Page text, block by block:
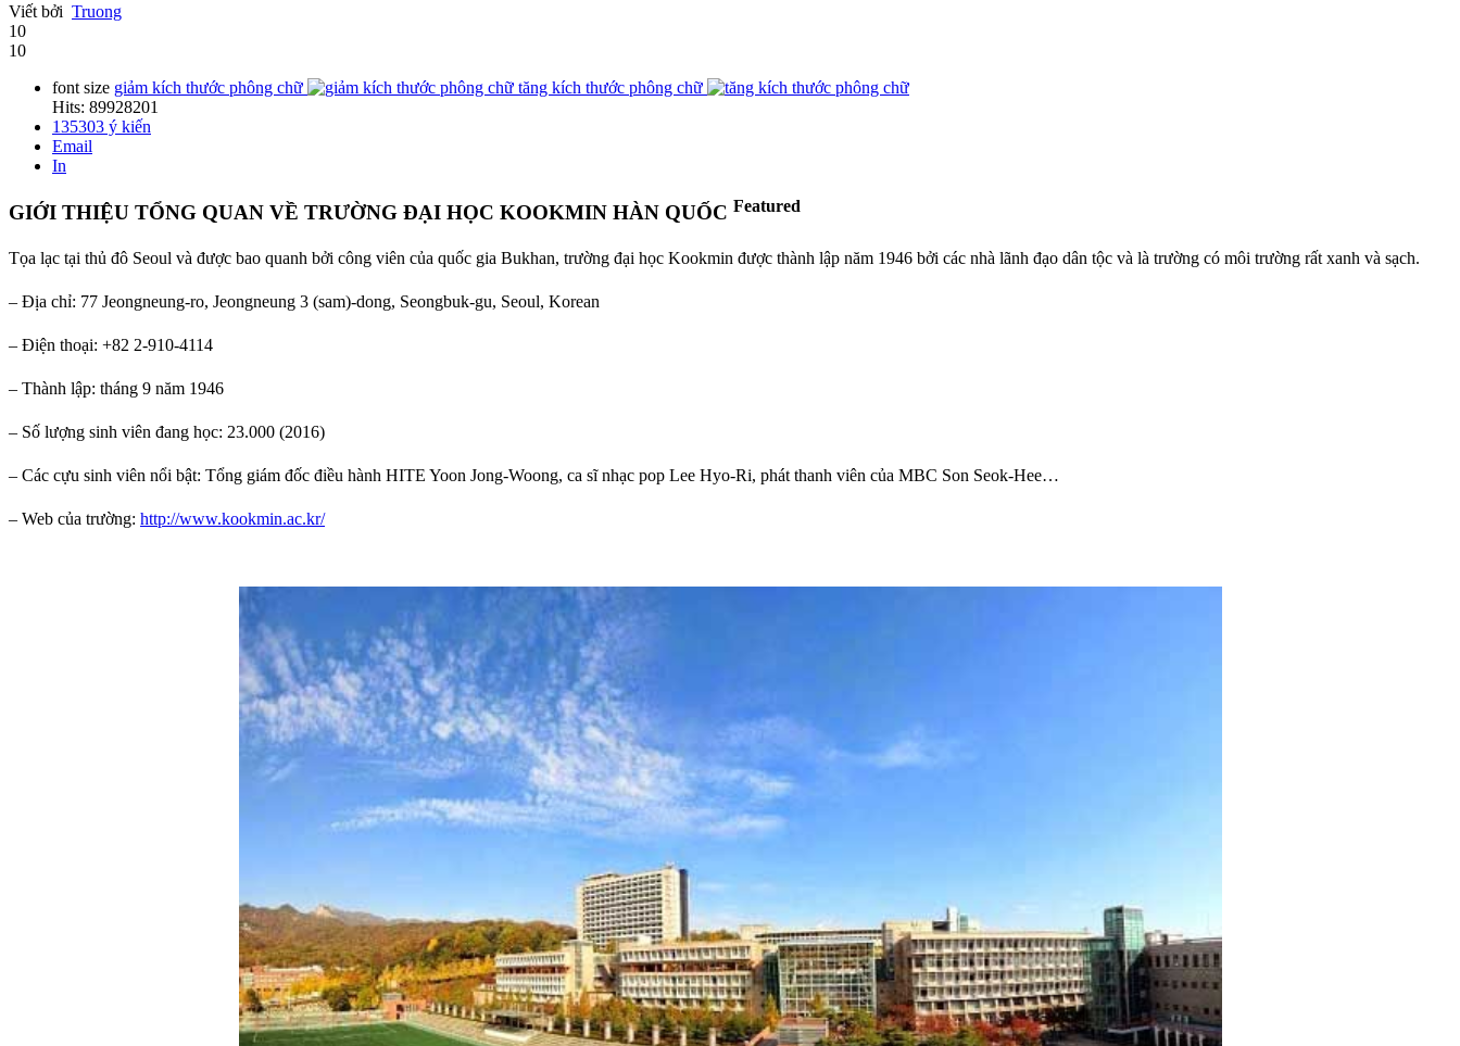
Viết bởi Truong
10
10
font size giảm kích thước phông chữ
tăng kích thước phông chữ
Hits: 89928201
135303 ý kiến
Email
In
GIỚI THIỆU TỔNG QUAN VỀ TRƯỜNG ĐẠI HỌC KOOKMIN HÀN QUỐC Featured
Tọa lạc tại thủ đô Seoul và được bao quanh bởi công viên của quốc gia Bukhan, trường đại học Kookmin được thành lập năm 1946 bởi các nhà lãnh đạo dân tộc và là trường có môi trường rất xanh và sạch.
– Địa chỉ: 77 Jeongneung-ro, Jeongneung 3 (sam)-dong, Seongbuk-gu, Seoul, Korean
– Điện thoại: +82 2-910-4114
– Thành lập: tháng 9 năm 1946
– Số lượng sinh viên đang học: 23.000 (2016)
– Các cựu sinh viên nổi bật: Tổng giám đốc điều hành HITE Yoon Jong-Woong, ca sĩ nhạc pop Lee Hyo-Ri, phát thanh viên của MBC Son Seok-Hee…
– Web của trường: http://www.kookmin.ac.kr/